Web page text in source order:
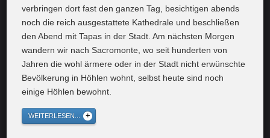
verbringen dort fast den ganzen Tag, besichtigen abends
noch die reich ausgestattete Kathedrale und beschließen
den Abend mit Tapas in der Stadt. Am nächsten Morgen
wandern wir nach Sacromonte, wo seit hunderten von
Jahren die wohl ärmere oder in der Stadt nicht erwünschte
Bevölkerung in Höhlen wohnt, selbst heute sind noch
einige Höhlen bewohnt.
WEITERLESEN...